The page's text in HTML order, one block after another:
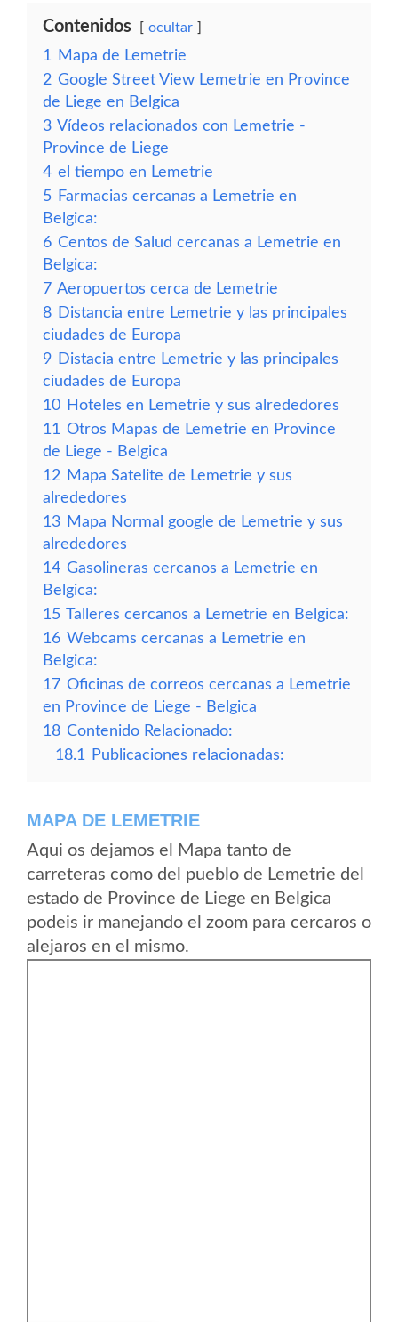
Contenidos ocultar
1
Mapa de Lemetrie
2 Google Street View Lemetrie en Province
de Liege en Belgica
3 Vídeos relacionados con Lemetrie -
Province de Liege
4 el tiempo en Lemetrie
5 Farmacias cercanas a Lemetrie en
Belgica:
6 Centos de Salud cercanas a Lemetrie en
Belgica:
7 Aeropuertos cerca de Lemetrie
8 Distancia entre Lemetrie y las principales
ciudades de Europa
9 Distacia entre Lemetrie y las principales
ciudades de Europa
10 Hoteles en Lemetrie y sus alrededores
11 Otros Mapas de Lemetrie en Province
de Liege - Belgica
12 Mapa Satelite de Lemetrie y sus
alrededores
13 Mapa Normal google de Lemetrie y sus
alrededores
14 Gasolineras cercanos a Lemetrie en
Belgica:
15 Talleres cercanos a Lemetrie en Belgica:
16 Webcams cercanas a Lemetrie en
Belgica:
17 Oficinas de correos cercanas a Lemetrie
en Province de Liege - Belgica
18 Contenido Relacionado:
18.1
Publicaciones relacionadas:
MAPA DE LEMETRIE
Aqui os dejamos el Mapa tanto de
carreteras como del pueblo de Lemetrie del
estado de Province de Liege en Belgica
podeis ir manejando el zoom para cercaros o
alejaros en el mismo.